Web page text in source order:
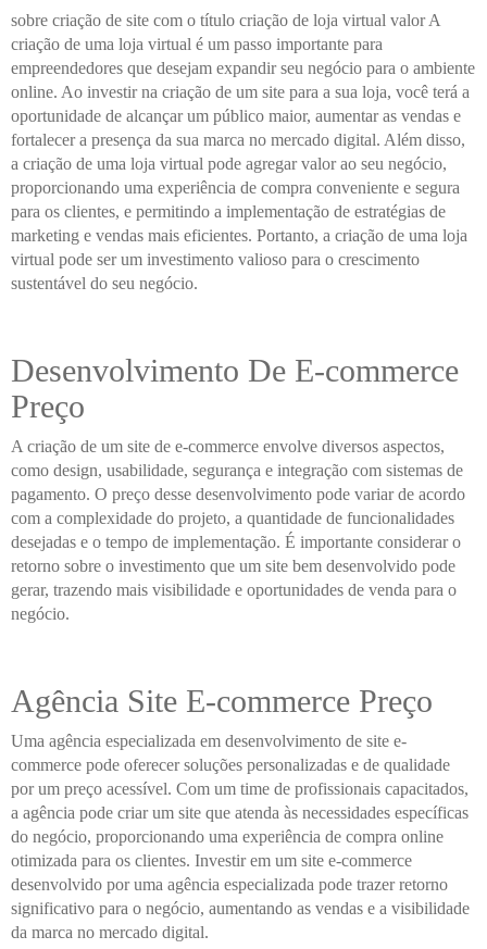
sobre criação de site com o título criação de loja virtual valor A
criação de uma loja virtual é um passo importante para
empreendedores que desejam expandir seu negócio para o ambiente
online. Ao investir na criação de um site para a sua loja, você terá a
oportunidade de alcançar um público maior, aumentar as vendas e
fortalecer a presença da sua marca no mercado digital. Além disso,
a criação de uma loja virtual pode agregar valor ao seu negócio,
proporcionando uma experiência de compra conveniente e segura
para os clientes, e permitindo a implementação de estratégias de
marketing e vendas mais eficientes. Portanto, a criação de uma loja
virtual pode ser um investimento valioso para o crescimento
sustentável do seu negócio.
Desenvolvimento De E-commerce
Preço
A criação de um site de e-commerce envolve diversos aspectos,
como design, usabilidade, segurança e integração com sistemas de
pagamento. O preço desse desenvolvimento pode variar de acordo
com a complexidade do projeto, a quantidade de funcionalidades
desejadas e o tempo de implementação. É importante considerar o
retorno sobre o investimento que um site bem desenvolvido pode
gerar, trazendo mais visibilidade e oportunidades de venda para o
negócio.
Agência Site E-commerce Preço
Uma agência especializada em desenvolvimento de site e-
commerce pode oferecer soluções personalizadas e de qualidade
por um preço acessível. Com um time de profissionais capacitados,
a agência pode criar um site que atenda às necessidades específicas
do negócio, proporcionando uma experiência de compra online
otimizada para os clientes. Investir em um site e-commerce
desenvolvido por uma agência especializada pode trazer retorno
significativo para o negócio, aumentando as vendas e a visibilidade
da marca no mercado digital.